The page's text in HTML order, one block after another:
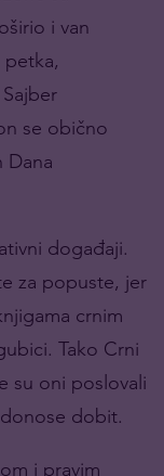
i van
petka,
se obično
Dana
događaji.
za popuste, jer
crnim
Tako Crni
su oni poslovali
dobit.
i pravim